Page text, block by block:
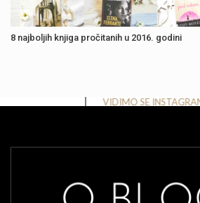
8 najboljih knjiga pročitanih u 2016. godini
VIDIMO SE
Instagram has returned